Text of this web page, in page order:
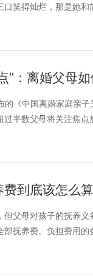
笑得灿烂，那是她和
：离婚父母
《中国离婚家庭亲
半数父母将关注焦点
到底该怎么
父母对孩子的抚养
抚养费。负担费用的